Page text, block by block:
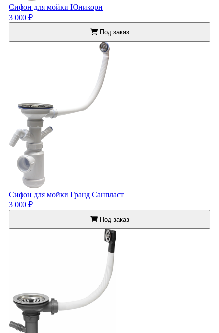
Сифон для мойки Юникорн
3 000 ₽
Под заказ
Сифон для мойки Гранд Санпласт
3 000 ₽
Под заказ